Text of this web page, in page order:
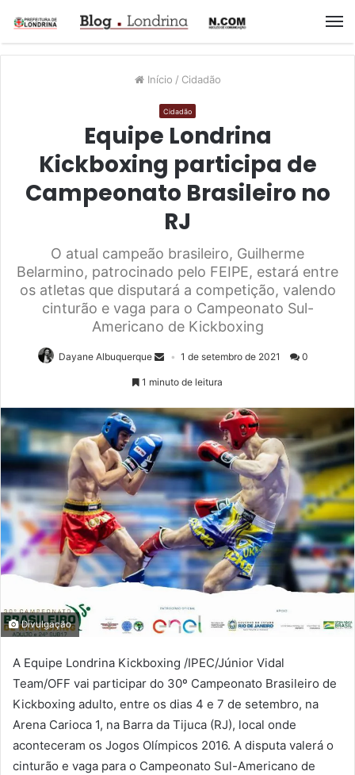
Início / Cidadão
Cidadão
Equipe Londrina
Kickboxing participa de
Campeonato Brasileiro no
RJ
O atual campeão brasileiro, Guilherme
Belarmino, patrocinado pelo FEIPE, estará entre
os atletas que disputará a competição, valendo
cinturão e vaga para o Campeonato Sul-
Americano de Kickboxing
Dayane Albuquerque 1 de setembro de 2021 0
1 minuto de leitura
Divulgação
A Equipe Londrina Kickboxing /IPEC/Júnior Vidal
Team/OFF vai participar do 30º Campeonato Brasileiro de
Kickboxing adulto, entre os dias 4 e 7 de setembro, na
Arena Carioca 1, na Barra da Tijuca (RJ), local onde
aconteceram os Jogos Olímpicos 2016. A disputa valerá o
cinturão e vaga para o Campeonato Sul-Americano de